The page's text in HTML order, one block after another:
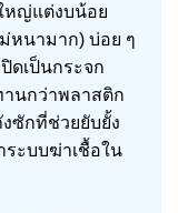
หญ่แต่งบน้อย
หนามาก) บ่อย ๆ
ดเป็นกระจก
านกว่าพลาสติก
ซักที่ช่วยยับยั้ง
ระบบฆ่าเชื้อใน